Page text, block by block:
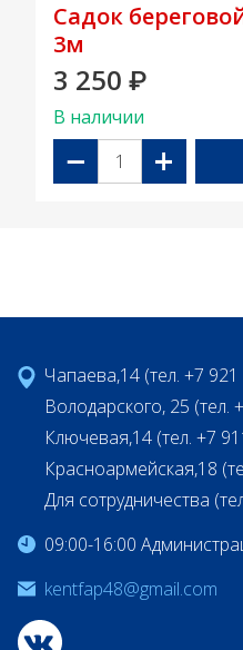
Садок
3м
3 250 ₽
В наличии
− +
Чапаева,14 (тел. +7
Володарского, 25 (тел.
Ключевая,14 (тел. +7
Красноармейская,18
Для сотрудничества
09:00-16:00
kentfap48@gmail.com